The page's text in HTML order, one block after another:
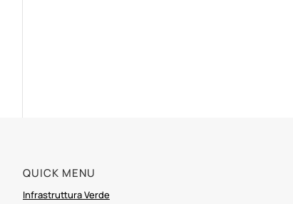
QUICK MENU
Infrastruttura Verde